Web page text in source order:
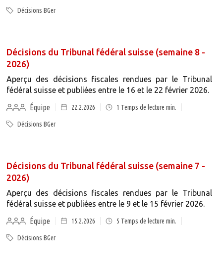
Décisions BGer
Décisions du Tribunal fédéral suisse (semaine 8 -
2026)
Aperçu des décisions fiscales rendues par le Tribunal
fédéral suisse et publiées entre le 16 et le 22 février 2026.
Équipe
22.2.2026 1 Temps de lecture min.
Décisions BGer
Décisions du Tribunal fédéral suisse (semaine 7 -
2026)
Aperçu des décisions fiscales rendues par le Tribunal
fédéral suisse et publiées entre le 9 et le 15 février 2026.
Équipe
15.2.2026 5 Temps de lecture min.
Décisions BGer